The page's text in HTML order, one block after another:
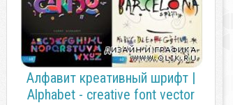
Алфавит креативный шрифт |
Alphabet - creative font vector